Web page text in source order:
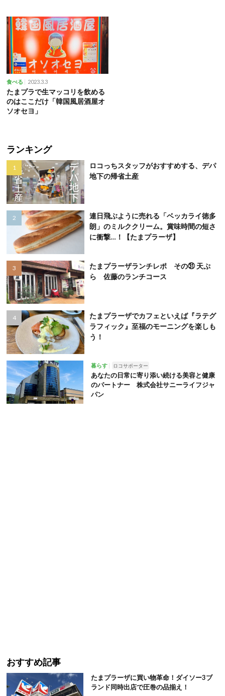
食べる 2023.3.3
たまプラで生マッコリを飲める
のはここだけ「韓国風居酒屋オ
ソオセヨ」
ランキング
ロコっちスタッフがおすすめする、デパ
地下の帰省土産
連日飛ぶように売れる「ベッカライ徳多
朗」のミルククリーム。賞味時間の短さ
に衝撃…！【たまプラーザ】
たまプラーザランチレポ その㉛ 天ぷ
ら 佐藤のランチコース
たまプラーザでカフェといえば『ラテグ
ラフィック』至福のモーニングを楽しも
う！
暮らす ロコサポーター
あなたの日常に寄り添い続ける美容と健康
のパートナー 株式会社サニーライフジャ
パン
おすすめ記事
たまプラーザに買い物革命！ダイソー3ブ
ランド同時出店で圧巻の品揃え！